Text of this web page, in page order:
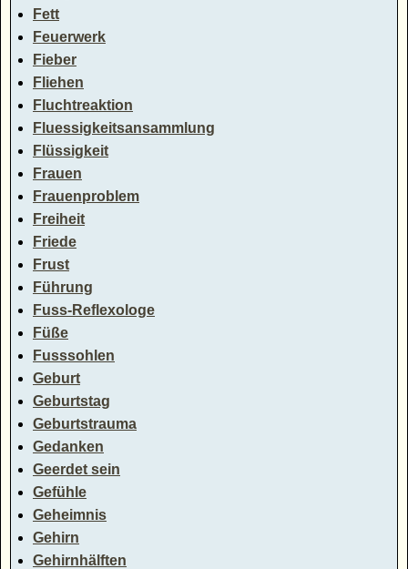
Fett
Feuerwerk
Fieber
Fliehen
Fluchtreaktion
Fluessigkeitsansammlung
Flüssigkeit
Frauen
Frauenproblem
Freiheit
Friede
Frust
Führung
Fuss-Reflexologe
Füße
Fusssohlen
Geburt
Geburtstag
Geburtstrauma
Gedanken
Geerdet sein
Gefühle
Geheimnis
Gehirn
Gehirnhälften